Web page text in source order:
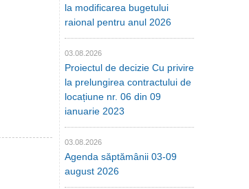
la modificarea bugetului
raional pentru anul 2026
03.08.2026
Proiectul de decizie Cu privire
la prelungirea contractului de
locațiune nr. 06 din 09
ianuarie 2023
03.08.2026
Agenda săptămânii 03-09
august 2026